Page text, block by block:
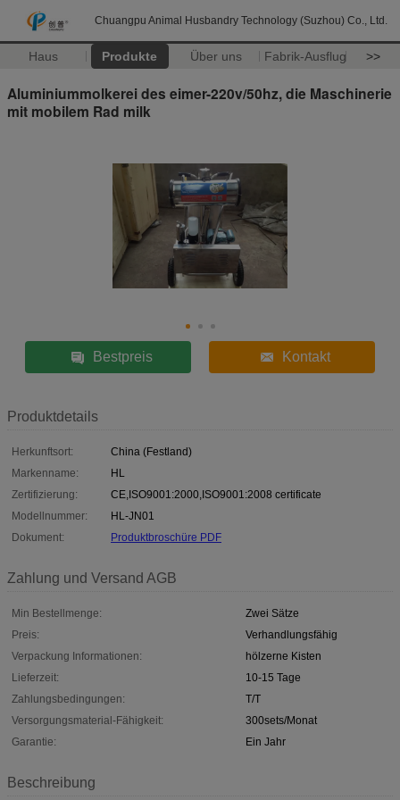
Chuangpu Animal Husbandry Technology (Suzhou) Co., Ltd.
Haus Produkte Über uns Fabrik-Ausflug >>
Aluminiummolkerei des eimer-220v/50hz, die Maschinerie
mit mobilem Rad milk
Bestpreis Kontakt
Produktdetails
Herkunftsort:
China (Festland)
Markenname:
HL
Zertifizierung:
CE,ISO9001:2000,ISO9001:2008 certificate
Modellnummer:
HL-JN01
Dokument:
Produktbroschüre PDF
Zahlung und Versand AGB
Min Bestellmenge:
Zwei Sätze
Preis:
Verhandlungsfähig
Verpackung Informationen:
hölzerne Kisten
Lieferzeit:
10-15 Tage
Zahlungsbedingungen:
T/T
Versorgungsmaterial-Fähigkeit:
300sets/Monat
Garantie:
Ein Jahr
Beschreibung